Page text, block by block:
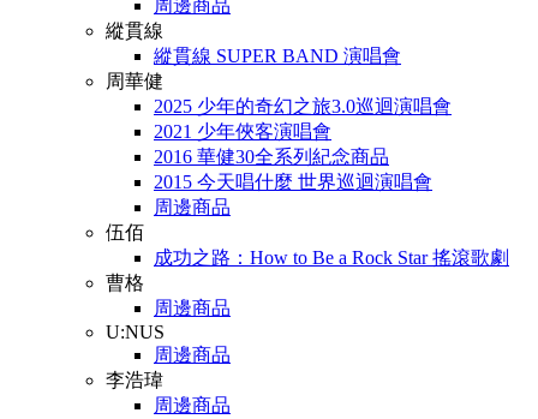
周邊商品
縱貫線
縱貫線 SUPER BAND 演唱會
周華健
2025 少年的奇幻之旅3.0巡迴演唱會
2021 少年俠客演唱會
2016 華健30全系列紀念商品
2015 今天唱什麼 世界巡迴演唱會
周邊商品
伍佰
成功之路：How to Be a Rock Star 搖滾歌劇
曹格
周邊商品
U:NUS
周邊商品
李浩瑋
周邊商品